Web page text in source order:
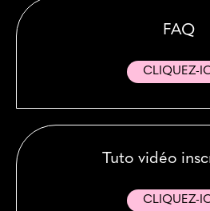
FAQ
CLIQUEZ-
Tuto vidéo
CLIQUEZ-